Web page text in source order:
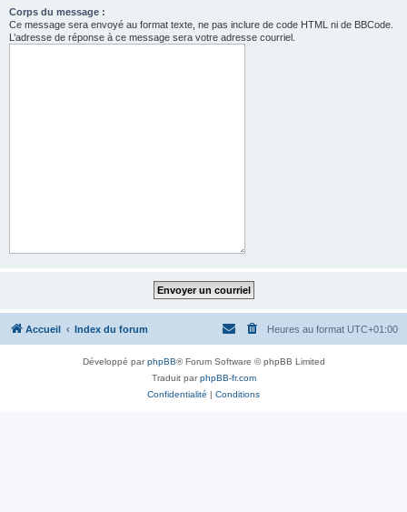
Corps du message :
Ce message sera envoyé au format texte, ne pas inclure de code HTML ni de BBCode.
L’adresse de réponse à ce message sera votre adresse courriel.
Accueil Index du forum Heures au format UTC+01:00
Développé parphpBB® Forum Software © phpBB Limited
Traduit parphpBB-fr.com
Confidentialité | Conditions